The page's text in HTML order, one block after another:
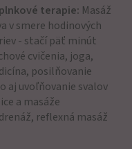
terapie: Masáž
v smere hodinových
- stačí päť minút
cvičenia, joga,
posilňovanie
aj uvoľňovanie svalov
a masáže
reflexná masáž